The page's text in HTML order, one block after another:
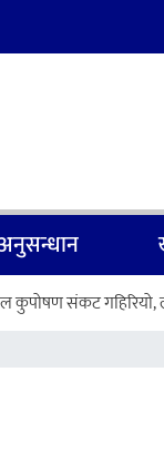
गहिरियो, लाखौँ